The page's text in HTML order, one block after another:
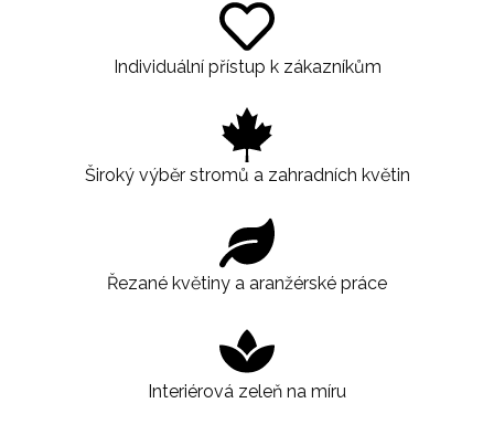
Individuální přístup k zákazníkům
Široký výběr stromů a zahradních květin
Řezané květiny a aranžérské práce
Interiérová zeleň na míru